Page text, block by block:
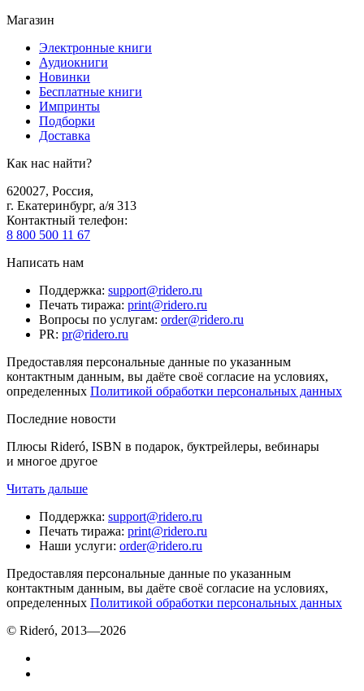
Магазин
Электронные книги
Аудиокниги
Новинки
Бесплатные книги
Импринты
Подборки
Доставка
Как нас найти?
620027, Россия,
г. Екатеринбург, а/я 313
Контактный телефон:
8 800 500 11 67
Написать нам
Поддержка: support@ridero.ru
Печать тиража: print@ridero.ru
Вопросы по услугам: order@ridero.ru
PR: pr@ridero.ru
Предоставляя персональные данные по указанным
контактным данным, вы даёте своё согласие на условиях,
определенных Политикой обработки персональных данных
Последние новости
Плюсы Rideró, ISBN в подарок, буктрейлеры, вебинары
и многое другое
Читать дальше
Поддержка: support@ridero.ru
Печать тиража: print@ridero.ru
Наши услуги: order@ridero.ru
Предоставляя персональные данные по указанным
контактным данным, вы даёте своё согласие на условиях,
определенных Политикой обработки персональных данных
© Rideró, 2013—2026